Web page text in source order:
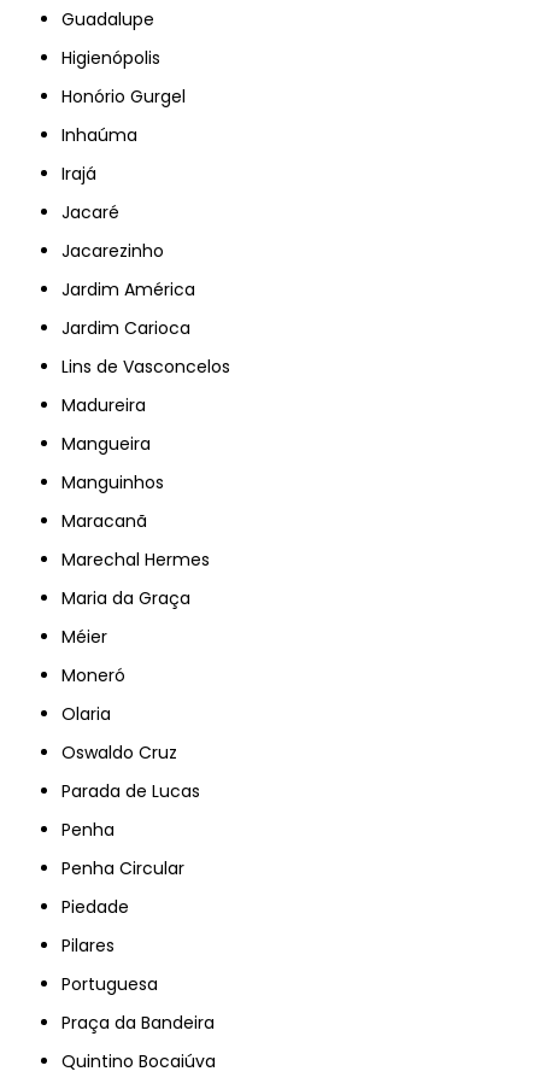
Guadalupe
Higienópolis
Honório Gurgel
Inhaúma
Irajá
Jacaré
Jacarezinho
Jardim América
Jardim Carioca
Lins de Vasconcelos
Madureira
Mangueira
Manguinhos
Maracanã
Marechal Hermes
Maria da Graça
Méier
Moneró
Olaria
Oswaldo Cruz
Parada de Lucas
Penha
Penha Circular
Piedade
Pilares
Portuguesa
Praça da Bandeira
Quintino Bocaiúva